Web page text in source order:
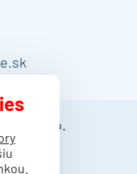
s.r.o.